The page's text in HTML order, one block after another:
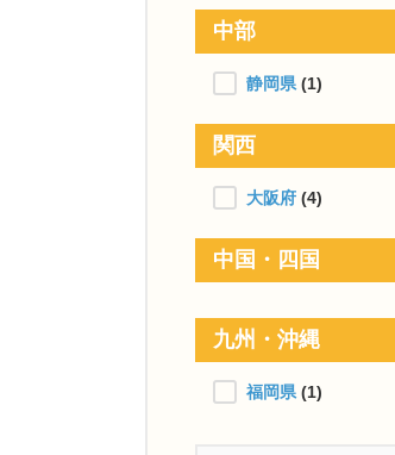
中部
静岡県 (1)
関西
大阪府 (4)
中国・四国
九州・沖縄
福岡県 (1)